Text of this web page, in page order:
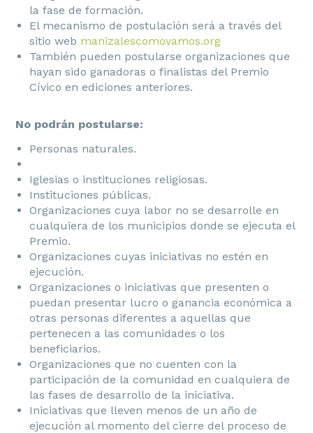
la fase de formación.
El mecanismo de postulación será a través del
sitio web manizalescomovamos.org
También pueden postularse organizaciones que
hayan sido ganadoras o finalistas del Premio
Cívico en ediciones anteriores.
No podrán postularse:
Personas naturales.
Iglesias o instituciones religiosas.
Instituciones públicas.
Organizaciones cuya labor no se desarrolle en
cualquiera de los municipios donde se ejecuta el
Premio.
Organizaciones cuyas iniciativas no estén en
ejecución.
Organizaciones o iniciativas que presenten o
puedan presentar lucro o ganancia económica a
otras personas diferentes a aquellas que
pertenecen a las comunidades o los
beneficiarios.
Organizaciones que no cuenten con la
participación de la comunidad en cualquiera de
las fases de desarrollo de la iniciativa.
Iniciativas que lleven menos de un año de
ejecución al momento del cierre del proceso de